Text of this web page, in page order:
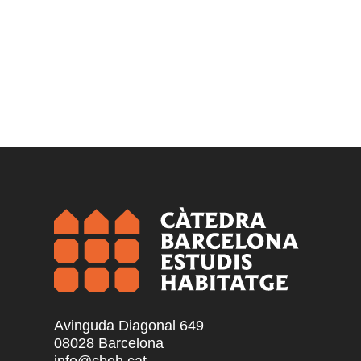
Avinguda Diagonal 649
08028 Barcelona